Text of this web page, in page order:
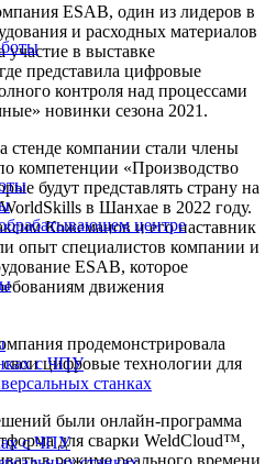
центре
с ЧПУ
станках
с ЧПУ
ESAB, один из лидеров в
и расходных материалов
участие в выставке
представила цифровые
контроля над процессами
новинки сезона 2021.
компании стали члены
компетенции «Производство
будут представлять страну на
в Шанхае в 2022 году.
Кожеманов и его наставник
опыт специалистов компании и
ESAB, которое
движения
продемонстрировала
цифровые технологии для
были онлайн-программа
для сварки WeldCloud™,
в режиме реального времени